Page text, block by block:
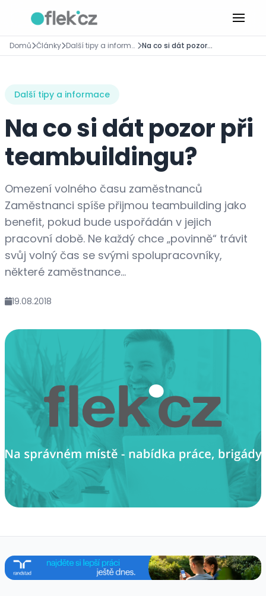
Domů Články Další tipy a informace Na co si dát pozor při teambuildingu?
Další tipy a informace
Na co si dát pozor při
teambuildingu?
Omezení volného času zaměstnanců
Zaměstnanci spíše přijmou teambuilding jako
benefit, pokud bude uspořádán v jejich
pracovní době. Ne každý chce „povinně“ trávit
svůj volný čas se svými spolupracovníky,
některé zaměstnance...
19.08.2018